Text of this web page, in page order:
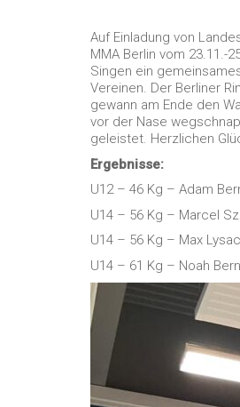
Auf Einladung von
MMA Berlin vom 23.11.-
Singen ein
Vereinen. Der Berliner
gewann am Ende den
vor der Nase
geleistet. Herzlichen
Ergebnisse:
U12 – 46 Kg – Adam
U14 – 56 Kg – Marcel
U14 – 56 Kg – Max
U14 – 61 Kg – Noah